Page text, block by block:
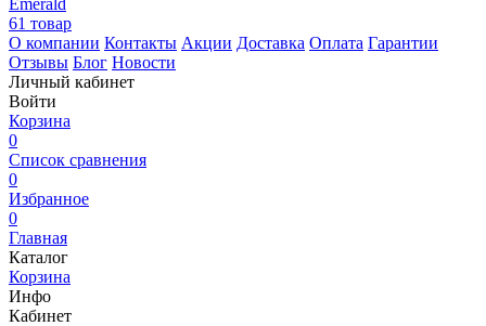
Emerald
61 товар
О компании Контакты Акции Доставка Оплата Гарантии
Отзывы Блог Новости
Личный кабинет
Войти
Корзина
0
Список сравнения
0
Избранное
0
Главная
Каталог
Корзина
Инфо
Кабинет